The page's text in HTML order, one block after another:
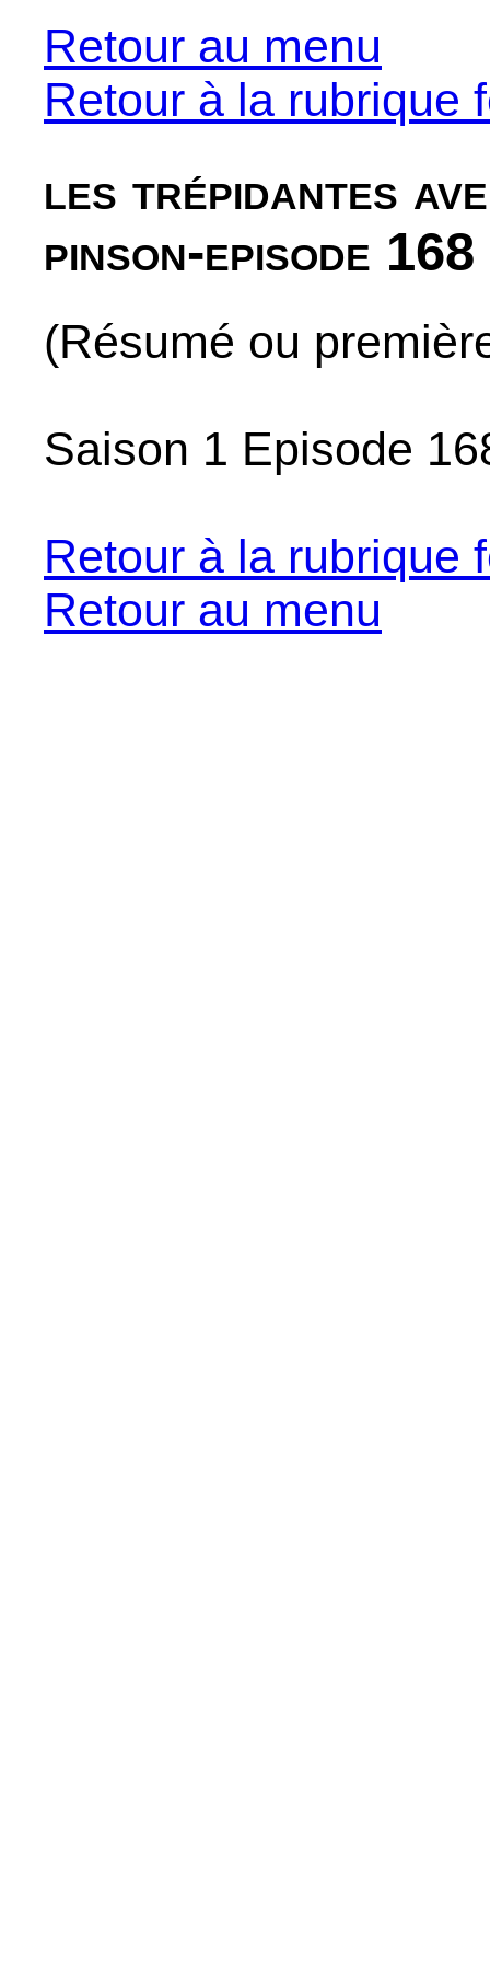
Retour au menu
Retour à la rubrique
les trépidantes
pinson-episode 168
(Résumé ou
Saison 1 Episode
Retour à la rubrique
Retour au menu